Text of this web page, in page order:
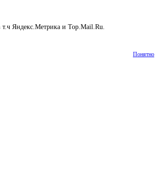
Яндекс.Метрика и Top.Mail.Ru.
Понятно